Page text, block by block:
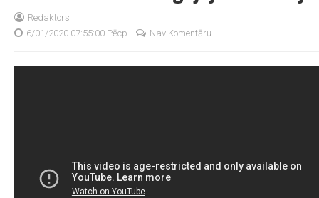
Redaktors
6/01/2020 07:55:00 Pēcp.
Nav Komentāru